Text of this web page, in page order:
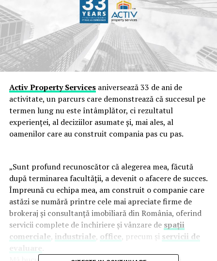
Activ Property Servicesaniversează 33 de ani de
activitate, un parcurs care demonstrează că succesul pe
termen lung nu este întâmplător, ci rezultatul
experienței, al deciziilor asumate și, mai ales, al
oamenilor care au construit compania pas cu pas.
„Sunt profund recunoscător că alegerea mea, făcută
după terminarea facultății, a devenit o afacere de succes.
Împreună cu echipa mea, am construit o companie care
astăzi se numără printre cele mai apreciate firme de
brokeraj și consultanță imobiliară din România, oferind
servicii complete de închiriere și vânzare de spații
comerciale, industriale, office, precum și servicii de